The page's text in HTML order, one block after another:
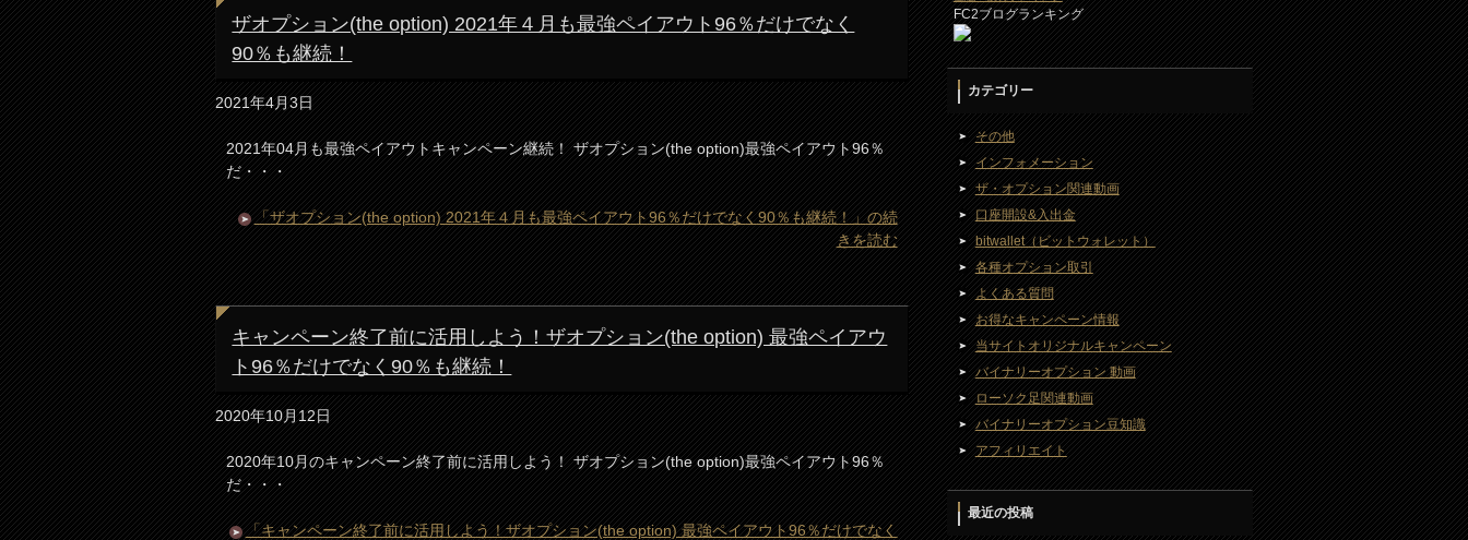
ザオプション(the option) 2021年４月も最強ペイアウト96％だけでなく
90％も継続！
2021年4月3日
2021年04月も最強ペイアウトキャンペーン継続！ ザオプション(the option)最強ペイアウト96％
だ・・・
「ザオプション(the option) 2021年４月も最強ペイアウト96％だけでなく90％も継続！」の続
きを読む
キャンペーン終了前に活用しよう！ザオプション(the option) 最強ペイアウ
ト96％だけでなく90％も継続！
2020年10月12日
2020年10月のキャンペーン終了前に活用しよう！ ザオプション(the option)最強ペイアウト96％
だ・・・
「キャンペーン終了前に活用しよう！ザオプション(the option) 最強ペイアウト96％だけでなく
FC2ブログランキング
カテゴリー
その他
インフォメーション
ザ・オプション関連動画
口座開設&入出金
bitwallet（ビットウォレット）
各種オプション取引
よくある質問
お得なキャンペーン情報
当サイトオリジナルキャンペーン
バイナリーオプション 動画
ローソク足関連動画
バイナリーオプション豆知識
アフィリエイト
最近の投稿